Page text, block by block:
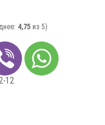
4,75 из 5)
12